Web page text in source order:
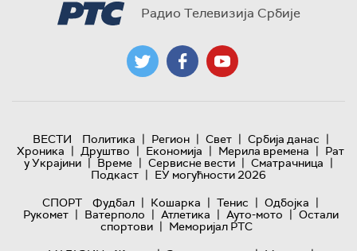
Радио Телевизија Србије
ВЕСТИ Политика | Регион | Свет | Србија данас |
Хроника | Друштво | Економија | Мерила времена | Рат
у Украјини | Време | Сервисне вести | Сматрачница |
Подкаст | ЕУ могућности 2026
СПОРТ
Фудбал | Кошарка | Тенис | Одбојка |
Рукомет | Ватерполо | Атлетика | Ауто-мото | Остали
спортови | Меморијал РТС